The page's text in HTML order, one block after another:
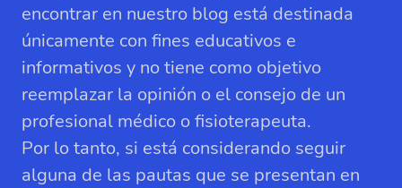
encontrar en nuestro blog está destinada
únicamente con fines educativos e
informativos y no tiene como objetivo
reemplazar la opinión o el consejo de un
profesional médico o fisioterapeuta.
Por lo tanto, si está considerando seguir
alguna de las pautas que se presentan en